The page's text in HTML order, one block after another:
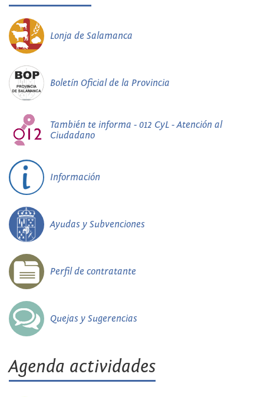
Lonja de Salamanca
Boletín Oficial de la Provincia
También te informa - 012 CyL - Atención al
Ciudadano
Información
Ayudas y Subvenciones
Perfil de contratante
Quejas y Sugerencias
Agenda actividades